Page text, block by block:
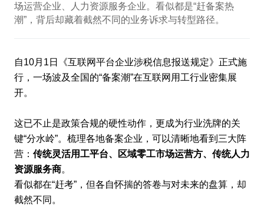
场运营企业、人力资源服务企业。看似都是“赶备案热
潮”，背后却藏着截然不同的业务诉求与转型路径。
自10月1日《互联网平台企业涉税信息报送规定》正式施
行，一场波及全国的“备案潮”在互联网用工行业密集展
开。
这已不止是政策合规的硬性动作，更成为行业洗牌的关
键“分水岭”。梳理各地备案企业，可以清晰地看到三大阵
营： 传统灵活用工平台、区域零工市场运营方、传统人力
资源服务商。
看似都在“赶考”，但各自怀揣的答卷与对未来的盘算，却
截然不同。